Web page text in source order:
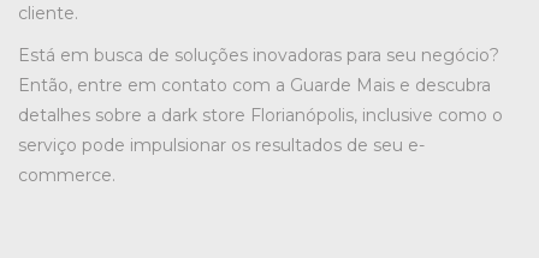
cliente.
Está em busca de soluções inovadoras para seu negócio?
Então, entre em contato com a Guarde Mais e descubra
detalhes sobre a dark store Florianópolis, inclusive como o
serviço pode impulsionar os resultados de seu e-
commerce.